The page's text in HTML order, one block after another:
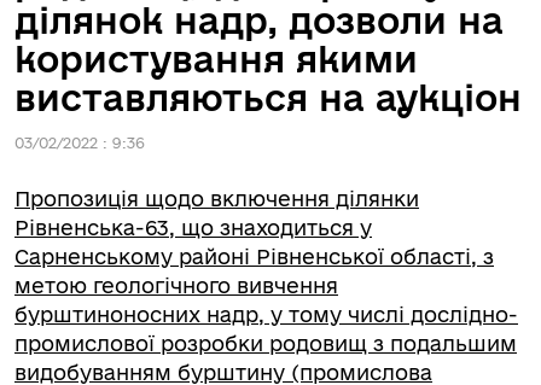
ділянок надр, дозволи на
користування якими
виставляються на аукціон
03/02/2022 : 9:36
Пропозиція щодо включення ділянки
Рівненська-63, що знаходиться у
Сарненському районі Рівненської області, з
метою геологічного вивчення
бурштиноносних надр, у тому числі дослідно-
промислової розробки родовищ з подальшим
видобуванням бурштину (промислова